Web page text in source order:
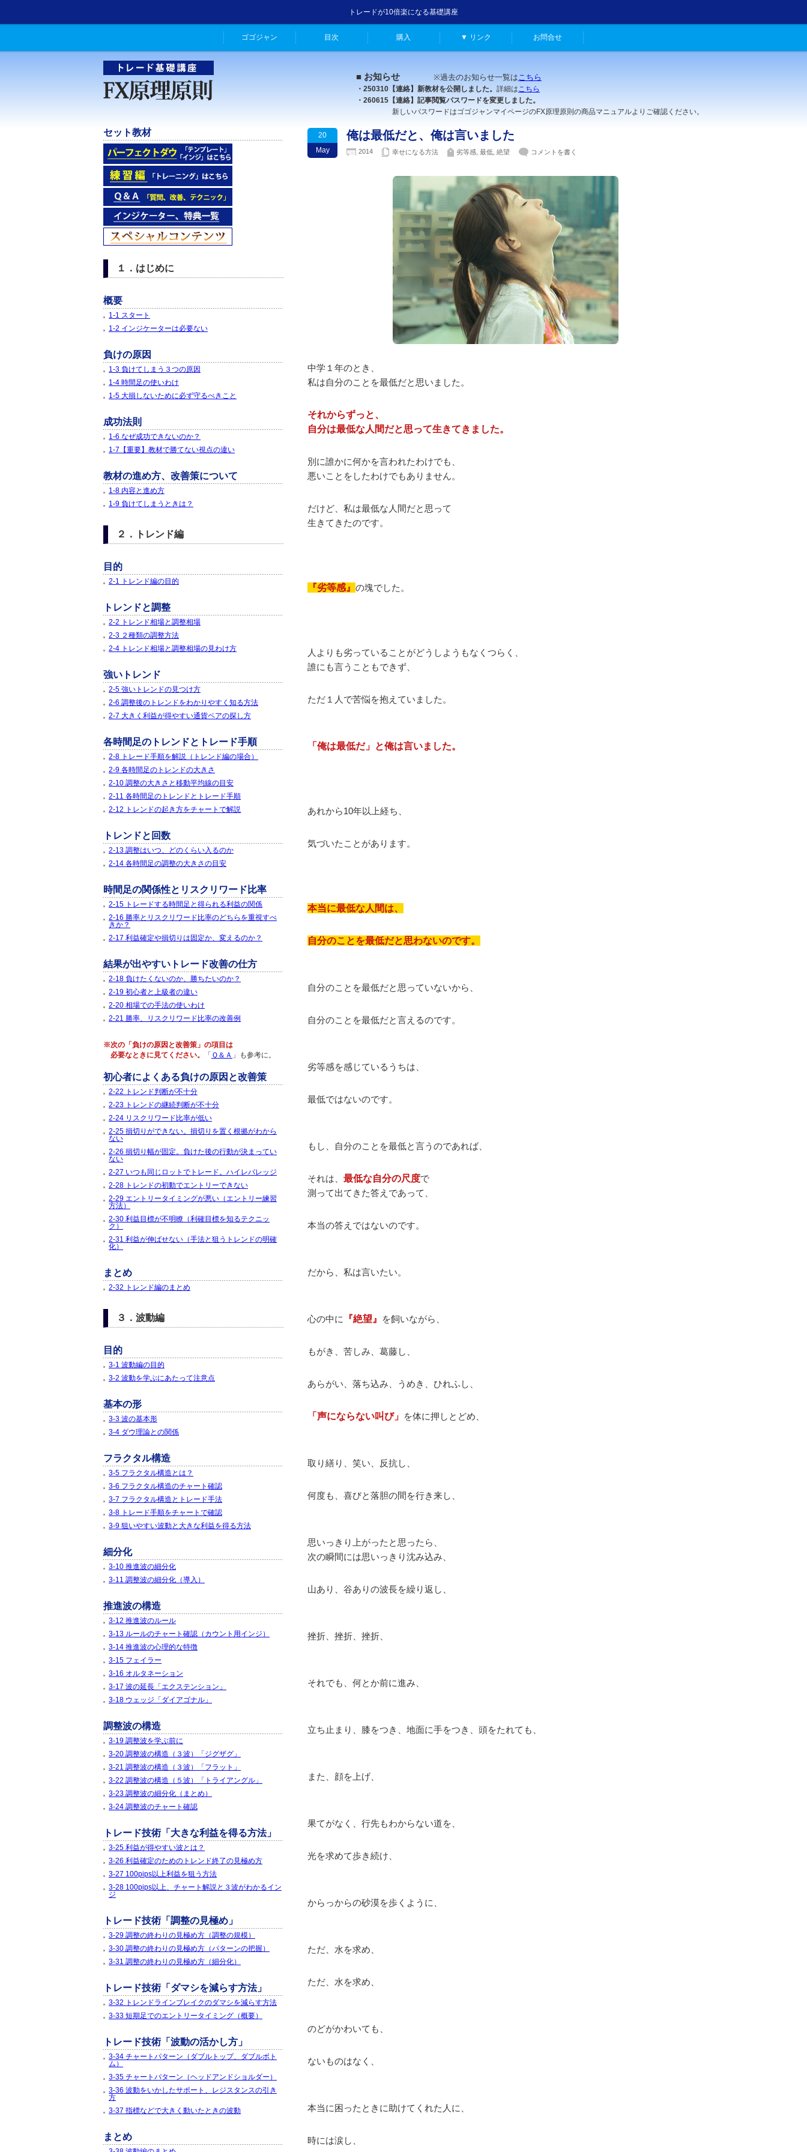
トレードが10倍楽になる基礎講座
ゴゴジャン 目次 購入 ▼ リンク お問合せ
■ お知らせ ※過去のお知らせ一覧はこちら
・250310【連絡】新教材を公開しました。 詳細はこちら
・260615【連絡】記事閲覧パスワードを変更しました。
新しいパスワードはゴゴジャンマイページのFX原理原則の商品マニュアルよりご確認ください。
20
May
俺は最低だと、俺は言いました
2014 幸せになる方法 劣等感 最低 絶望 コメントを書く
中学１年のとき、
私は自分のことを最低だと思いました。
それからずっと、
自分は最低な人間だと思って生きてきました。
別に誰かに何かを言われたわけでも、
悪いことをしたわけでもありません。
だけど、私は最低な人間だと思って
生きてきたのです。
『劣等感』 の塊でした。
人よりも劣っていることがどうしようもなくつらく、
誰にも言うこともできず、
ただ１人で苦悩を抱えていました。
「俺は最低だ」と俺は言いました。
あれから10年以上経ち、
気づいたことがあります。
本当に最低な人間は、
自分のことを最低だと思わないのです。
自分のことを最低だと思っていないから、
自分のことを最低だと言えるのです。
劣等感を感じているうちは、
最低ではないのです。
もし、自分のことを最低と言うのであれば、
それは、 最低な自分の尺度で
測って出てきた答えであって、
本当の答えではないのです。
だから、私は言いたい。
心の中に 『絶望』 を飼いながら、
もがき、苦しみ、葛藤し、
あらがい、落ち込み、うめき、ひれふし、
「声にならない叫び」 を体に押しとどめ、
取り繕り、笑い、反抗し、
何度も、喜びと落胆の間を行き来し、
思いっきり上がったと思ったら、
次の瞬間には思いっきり沈み込み、
山あり、谷ありの波長を繰り返し、
挫折、挫折、挫折、
それでも、何とか前に進み、
立ち止まり、膝をつき、地面に手をつき、頭をたれても、
また、顔を上げ、
果てがなく、行先もわからない道を、
光を求めて歩き続け、
からっからの砂漠を歩くように、
ただ、水を求め、
ただ、水を求め、
のどがかわいても、
ないものはなく、
本当に困ったときに助けてくれた人に、
時には涙し、
セット教材
１．はじめに
概要
1-1 スタート
1-2 インジケーターは必要ない
負けの原因
1-3 負けてしまう３つの原因
1-4 時間足の使いわけ
1-5 大損しないために必ず守るべきこと
成功法則
1-6 なぜ成功できないのか？
1-7【重要】教材で勝てない視点の違い
教材の進め方、改善策について
1-8 内容と進め方
1-9 負けてしまうときは？
２．トレンド編
目的
2-1 トレンド編の目的
トレンドと調整
2-2 トレンド相場と調整相場
2-3 ２種類の調整方法
2-4 トレンド相場と調整相場の見わけ方
強いトレンド
2-5 強いトレンドの見つけ方
2-6 調整後のトレンドをわかりやすく知る方法
2-7 大きく利益が得やすい通貨ペアの探し方
各時間足のトレンドとトレード手順
2-8 トレード手順を解説（トレンド編の場合）
2-9 各時間足のトレンドの大きさ
2-10 調整の大きさと移動平均線の目安
2-11 各時間足のトレンドとトレード手順
2-12 トレンドの起き方をチャートで解説
トレンドと回数
2-13 調整はいつ、どのくらい入るのか
2-14 各時間足の調整の大きさの目安
時間足の関係性とリスクリワード比率
2-15 トレードする時間足と得られる利益の関係
2-16 勝率とリスクリワード比率のどちらを重視すべ
きか？
2-17 利益確定や損切りは固定か、変えるのか？
結果が出やすいトレード改善の仕方
2-18 負けたくないのか、勝ちたいのか？
2-19 初心者と上級者の違い
2-20 相場での手法の使いわけ
2-21 勝率、リスクリワード比率の改善例
※次の「負けの原因と改善策」の項目は
必要なときに見てください。
「 Ｑ＆Ａ 」も参考に。
初心者によくある負けの原因と改善策
2-22 トレンド判断が不十分
2-23 トレンドの継続判断が不十分
2-24 リスクリワード比率が低い
2-25 損切りができない。損切りを置く根拠がわから
ない
2-26 損切り幅が固定。負けた後の行動が決まってい
ない
2-27 いつも同じロットでトレード。ハイレバレッジ
2-28 トレンドの初動でエントリーできない
2-29 エントリータイミングが悪い（エントリー練習
方法）
2-30 利益目標が不明瞭（利確目標を知るテクニッ
ク）
2-31 利益が伸ばせない（手法と狙うトレンドの明確
化）
まとめ
2-32 トレンド編のまとめ
３．波動編
目的
3-1 波動編の目的
3-2 波動を学ぶにあたって注意点
基本の形
3-3 波の基本形
3-4 ダウ理論との関係
フラクタル構造
3-5 フラクタル構造とは？
3-6 フラクタル構造のチャート確認
3-7 フラクタル構造とトレード手法
3-8 トレード手順をチャートで確認
3-9 狙いやすい波動と大きな利益を得る方法
細分化
3-10 推進波の細分化
3-11 調整波の細分化（導入）
推進波の構造
3-12 推進波のルール
3-13 ルールのチャート確認（カウント用インジ）
3-14 推進波の心理的な特徴
3-15 フェイラー
3-16 オルタネーション
3-17 波の延長「エクステンション」
3-18 ウェッジ「ダイアゴナル」
調整波の構造
3-19 調整波を学ぶ前に
3-20 調整波の構造（３波）「ジグザグ」
3-21 調整波の構造（３波）「フラット」
3-22 調整波の構造（５波）「トライアングル」
3-23 調整波の細分化（まとめ）
3-24 調整波のチャート確認
トレード技術「大きな利益を得る方法」
3-25 利益が得やすい波とは？
3-26 利益確定のためのトレンド終了の見極め方
3-27 100pips以上利益を狙う方法
3-28 100pips以上、チャート解説と３波がわかるイン
ジ
トレード技術「調整の見極め」
3-29 調整の終わりの見極め方（調整の規模）
3-30 調整の終わりの見極め方（パターンの把握）
3-31 調整の終わりの見極め方（細分化）
トレード技術「ダマシを減らす方法」
3-32 トレンドラインブレイクのダマシを減らす方法
3-33 短期足でのエントリータイミング（概要）
トレード技術「波動の活かし方」
3-34 チャートパターン（ダブルトップ、ダブルボト
ム）
3-35 チャートパターン（ヘッドアンドショルダー）
3-36 波動をいかしたサポート、レジスタンスの引き
方
3-37 指標などで大きく動いたときの波動
まとめ